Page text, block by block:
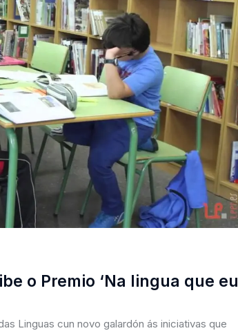
o Premio ‘Na lingua que eu
Linguas cun novo galardón ás iniciativas que